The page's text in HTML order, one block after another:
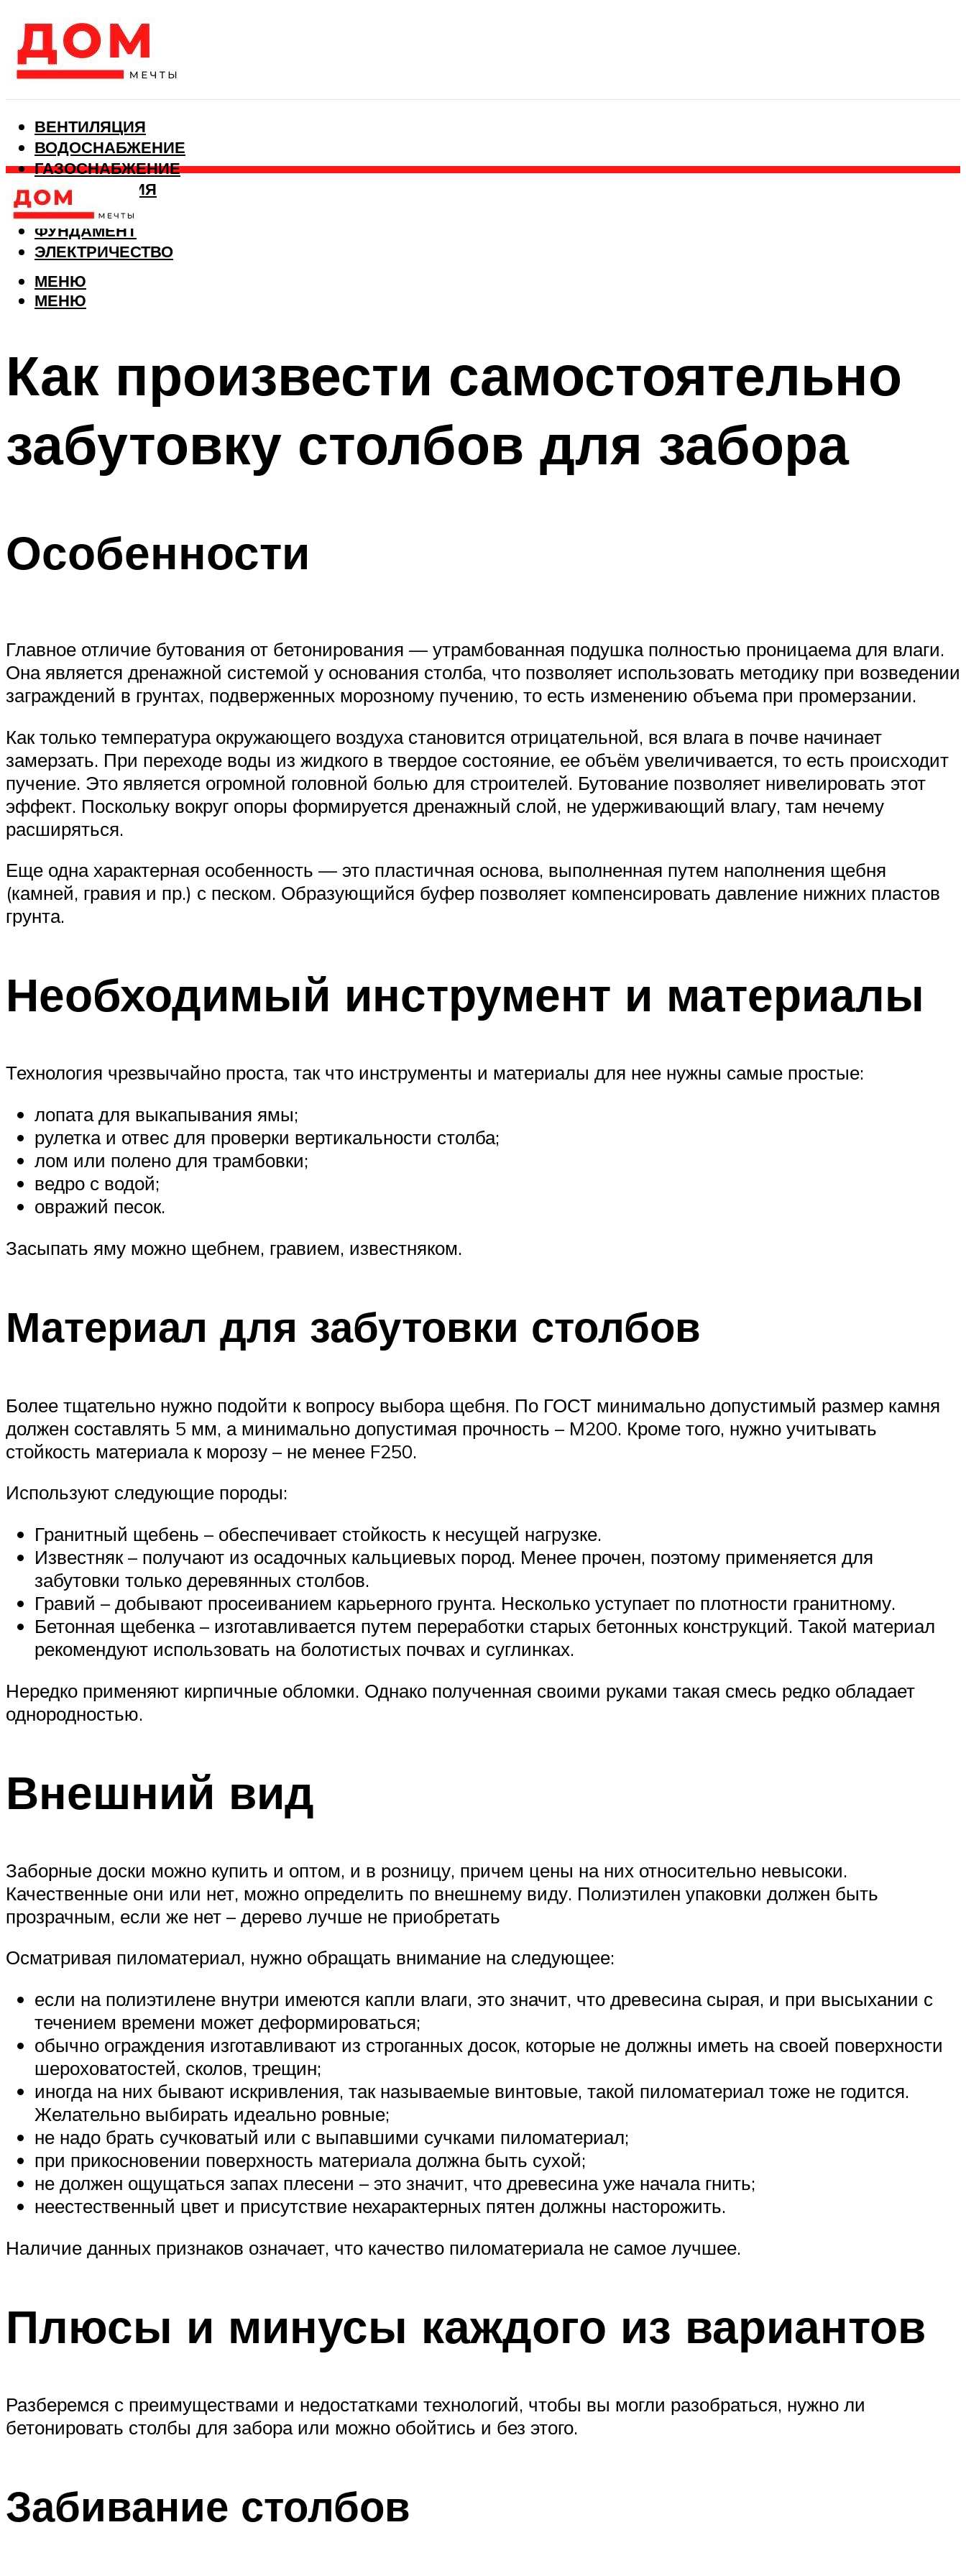
ВЕНТИЛЯЦИЯ
ВОДОСНАБЖЕНИЕ
ГАЗОСНАБЖЕНИЕ
КАНАЛИЗАЦИЯ
ОТОПЛЕНИЕ
ФУНДАМЕНТ
ЭЛЕКТРИЧЕСТВО
МЕНЮ
МЕНЮ
Как произвести самостоятельно
забутовку столбов для забора
Особенности
Главное отличие бутования от бетонирования — утрамбованная подушка полностью проницаема для влаги.
Она является дренажной системой у основания столба, что позволяет использовать методику при возведении
заграждений в грунтах, подверженных морозному пучению, то есть изменению объема при промерзании.
Как только температура окружающего воздуха становится отрицательной, вся влага в почве начинает
замерзать. При переходе воды из жидкого в твердое состояние, ее объём увеличивается, то есть происходит
пучение. Это является огромной головной болью для строителей. Бутование позволяет нивелировать этот
эффект. Поскольку вокруг опоры формируется дренажный слой, не удерживающий влагу, там нечему
расширяться.
Еще одна характерная особенность — это пластичная основа, выполненная путем наполнения щебня
(камней, гравия и пр.) с песком. Образующийся буфер позволяет компенсировать давление нижних пластов
грунта.
Необходимый инструмент и материалы
Технология чрезвычайно проста, так что инструменты и материалы для нее нужны самые простые:
лопата для выкапывания ямы;
рулетка и отвес для проверки вертикальности столба;
лом или полено для трамбовки;
ведро с водой;
овражий песок.
Засыпать яму можно щебнем, гравием, известняком.
Материал для забутовки столбов
Более тщательно нужно подойти к вопросу выбора щебня. По ГОСТ минимально допустимый размер камня
должен составлять 5 мм, а минимально допустимая прочность – М200. Кроме того, нужно учитывать
стойкость материала к морозу – не менее F250.
Используют следующие породы:
Гранитный щебень – обеспечивает стойкость к несущей нагрузке.
Известняк – получают из осадочных кальциевых пород. Менее прочен, поэтому применяется для
забутовки только деревянных столбов.
Гравий – добывают просеиванием карьерного грунта. Несколько уступает по плотности гранитному.
Бетонная щебенка – изготавливается путем переработки старых бетонных конструкций. Такой материал
рекомендуют использовать на болотистых почвах и суглинках.
Нередко применяют кирпичные обломки. Однако полученная своими руками такая смесь редко обладает
однородностью.
Внешний вид
Заборные доски можно купить и оптом, и в розницу, причем цены на них относительно невысоки.
Качественные они или нет, можно определить по внешнему виду. Полиэтилен упаковки должен быть
прозрачным, если же нет – дерево лучше не приобретать
Осматривая пиломатериал, нужно обращать внимание на следующее:
если на полиэтилене внутри имеются капли влаги, это значит, что древесина сырая, и при высыхании с
течением времени может деформироваться;
обычно ограждения изготавливают из строганных досок, которые не должны иметь на своей поверхности
шероховатостей, сколов, трещин;
иногда на них бывают искривления, так называемые винтовые, такой пиломатериал тоже не годится.
Желательно выбирать идеально ровные;
не надо брать сучковатый или с выпавшими сучками пиломатериал;
при прикосновении поверхность материала должна быть сухой;
не должен ощущаться запах плесени – это значит, что древесина уже начала гнить;
неестественный цвет и присутствие нехарактерных пятен должны насторожить.
Наличие данных признаков означает, что качество пиломатериала не самое лучшее.
Плюсы и минусы каждого из вариантов
Разберемся с преимуществами и недостатками технологий, чтобы вы могли разобраться, нужно ли
бетонировать столбы для забора или можно обойтись и без этого.
Забивание столбов